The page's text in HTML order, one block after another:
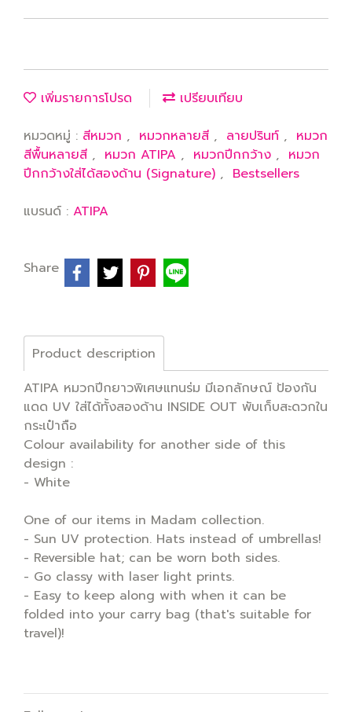
เพิ่มรายการโปรด
เปรียบเทียบ
หมวดหมู่ : สีหมวก , หมวกหลายสี , ลายปรินท์ , หมวก
สีพื้นหลายสี , หมวก ATIPA , หมวกปีกกว้าง , หมวก
ปีกกว้างใส่ได้สองด้าน (Signature) , Bestsellers
แบรนด์ : ATIPA
Share
Product description
ATIPA หมวกปีกยาวพิเศษแทนร่ม มีเอกลักษณ์ ป้องกัน
แดด UV ใส่ได้ทั้งสองด้าน INSIDE OUT พับเก็บสะดวกใน
กระเป๋าถือ
Colour availability for another side of this
design :
- White
One of our items in Madam collection.
- Sun UV protection. Hats instead of umbrellas!
- Reversible hat; can be worn both sides.
- Go classy with laser light prints.
- Easy to keep along with when it can be
folded into your carry bag (that's suitable for
travel)!